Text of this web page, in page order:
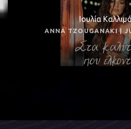
Ιουλία
ANNA TZOUGANAKI |